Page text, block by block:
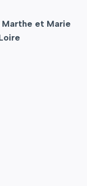
Marthe et Marie